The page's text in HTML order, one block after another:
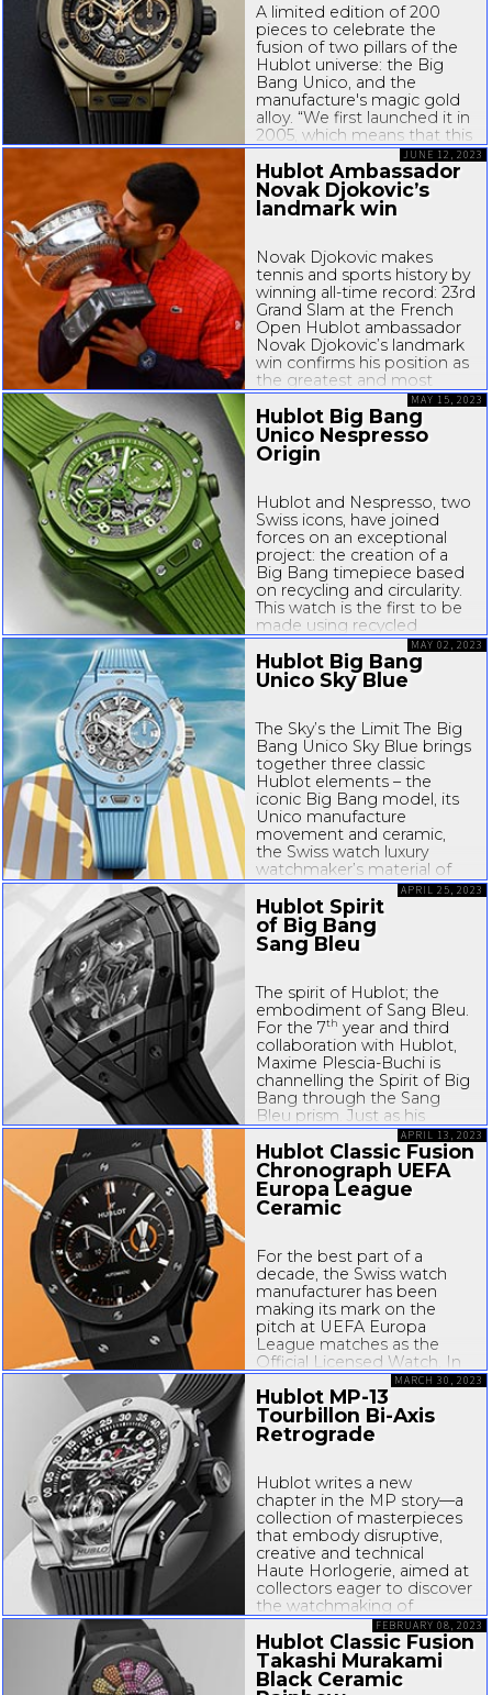
A limited edition of 200
pieces to celebrate the
fusion of two pillars of the
Hublot universe: the Big
Bang Unico, and the
manufacture's magic gold
alloy. “We first launched it in
2005, which means that this
year, the Big Bang is turning
eighteen! A major
milestone for Hublot, but
also for the...
Hublot Ambassador
Novak Djokovic’s
landmark win
Novak Djokovic makes
tennis and sports history by
winning all-time record: 23rd
Grand Slam at the French
Open Hublot ambassador
Novak Djokovic’s landmark
win confirms his position as
the greatest and most
decorated player in tennis
history. What a match!
What a player...
JUNE 12, 2023
Hublot Big Bang
Unico Nespresso
Origin
Hublot and Nespresso, two
Swiss icons, have joined
forces on an exceptional
project: the creation of a
Big Bang timepiece based
on recycling and circularity.
This watch is the first to be
made using recycled
Nespresso aluminium
capsules and coffee
grounds. As part of its
Second Life initiatives...
MAY 15, 2023
Hublot Big Bang
Unico Sky Blue
The Sky’s the Limit The Big
Bang Unico Sky Blue brings
together three classic
Hublot elements – the
iconic Big Bang model, its
Unico manufacture
movement and ceramic,
the Swiss watch luxury
watchmaker’s material of
choice. Here comes the
summer! As the world's
most popular colour, blue
symbolises...
MAY 02, 2023
Hublot Spirit
of Big Bang
Sang Bleu
The spirit of Hublot; the
embodiment of Sang Bleu.
For the 7th year and third
collaboration with Hublot,
Maxime Plescia-Buchi is
channelling the Spirit of Big
Bang through the Sang
Bleu prism. Just as his
tattoos create new identity,
revealing new shapes...
APRIL 25, 2023
Hublot Classic Fusion
Chronograph UEFA
Europa League
Ceramic
For the best part of a
decade, the Swiss watch
manufacturer has been
making its mark on the
pitch at UEFA Europa
League matches as the
Official Licensed Watch. In
collaboration with the
European football
governing body, Hublot
presents the Classic Fusion
Chronograph UEFA Europa
APRIL 13, 2023
Hublot MP-13
Tourbillon Bi-Axis
Retrograde
Hublot writes a new
chapter in the MP story—a
collection of masterpieces
that embody disruptive,
creative and technical
Haute Horlogerie, aimed at
collectors eager to discover
the watchmaking of
tomorrow. While some may
avoid the number 13 due to
superstition, there is
certainly no avoiding...
MARCH 30, 2023
Hublot Classic Fusion
Takashi Murakami
Black Ceramic
FEBRUARY 08, 2023